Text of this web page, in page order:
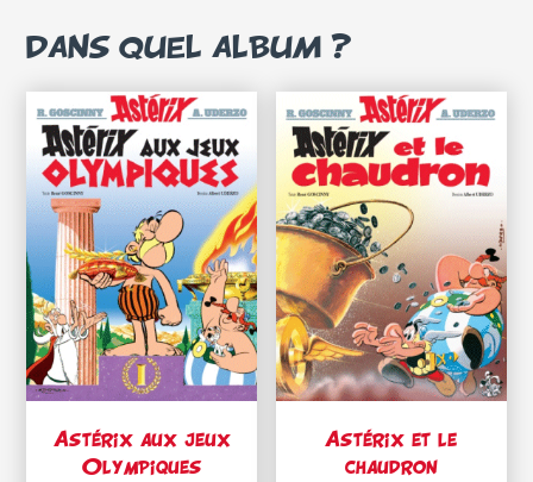
DANS QUEL ALBUM ?
Astérix aux jeux
Olympiques
Astérix et le
chaudron